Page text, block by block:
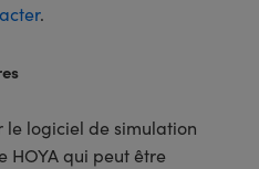
.
le logiciel de simulation
HOYA qui peut être